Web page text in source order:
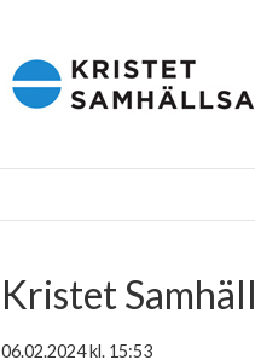
Kristet
06.02.2024kl. 15:53